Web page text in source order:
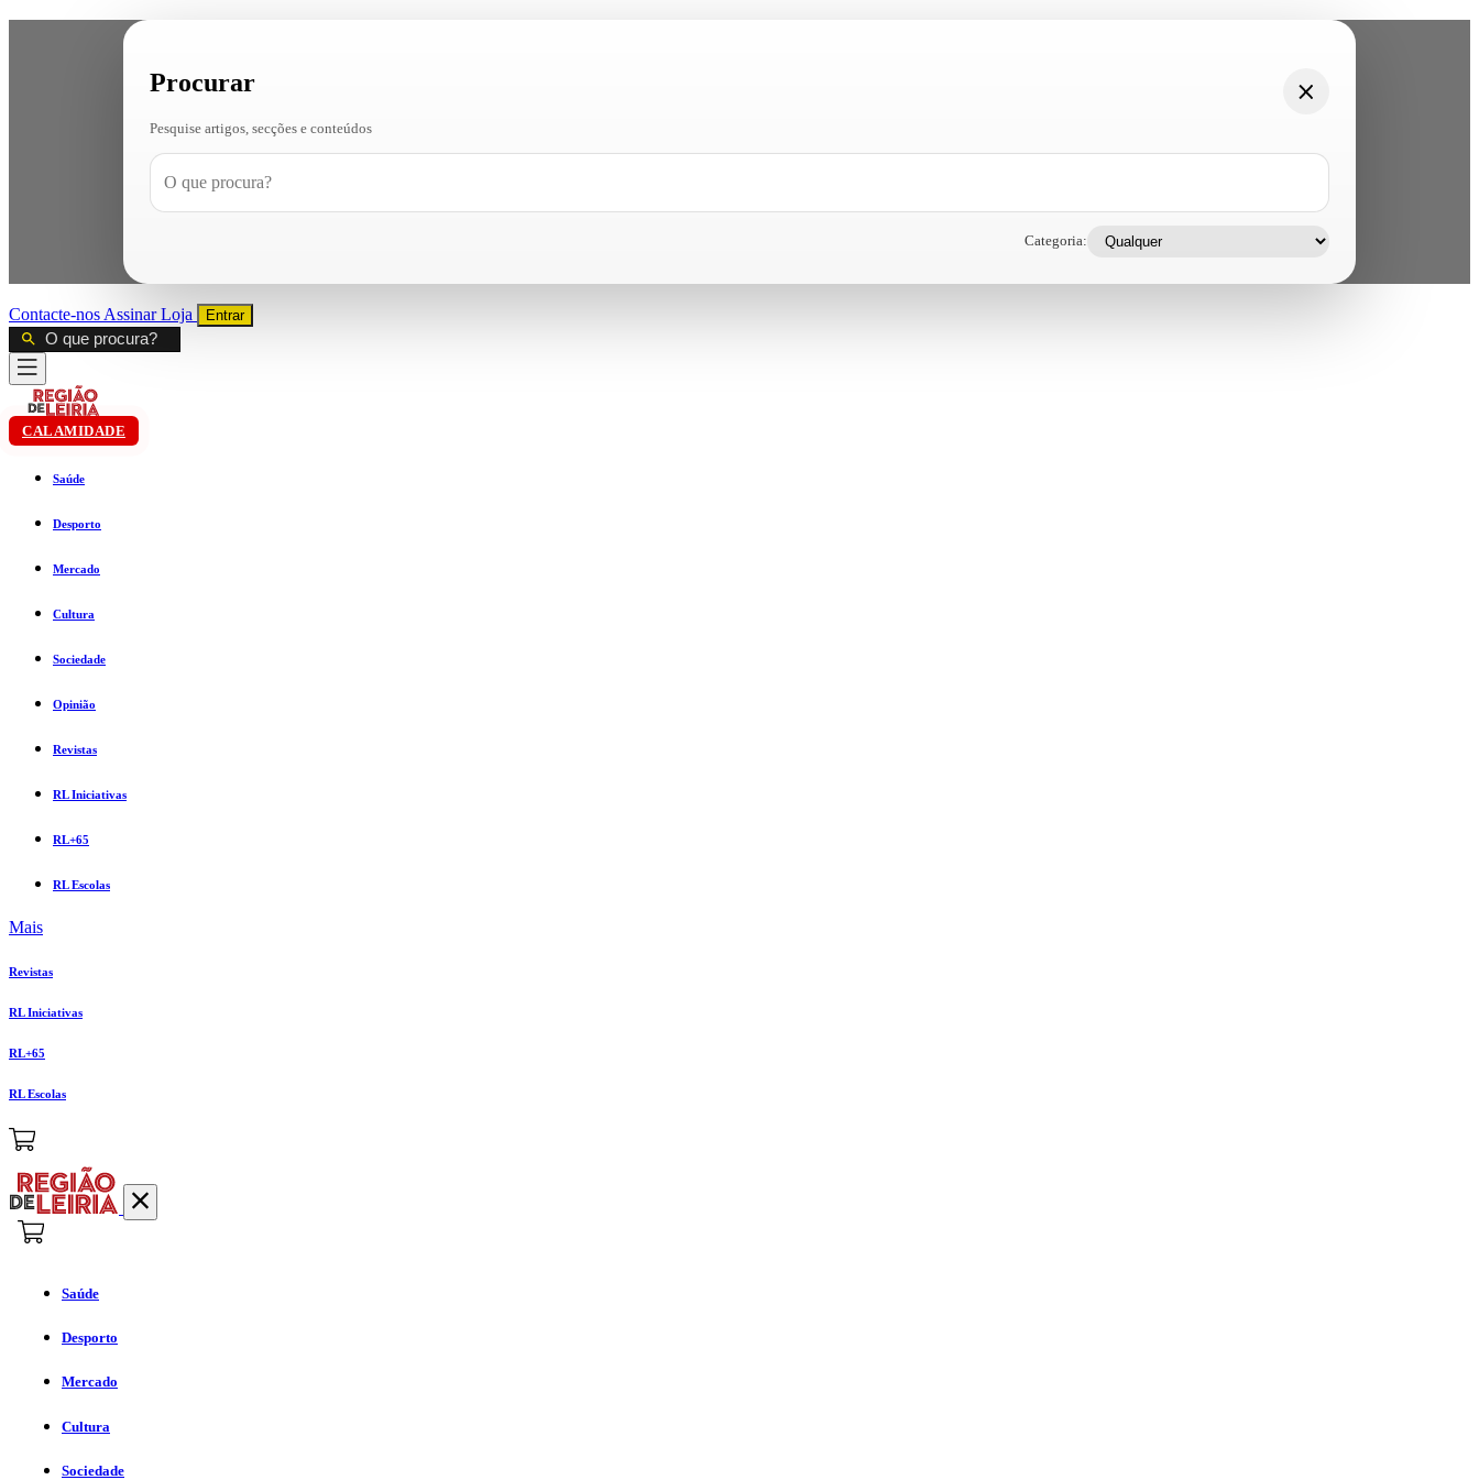
Procurar
Pesquise artigos, secções e conteúdos
Categoria:
Contacte-nos AssinarLoja Entrar
CALAMIDADE
Saúde
Desporto
Mercado
Cultura
Sociedade
Opinião
Revistas
RL Iniciativas
RL+65
RL Escolas
Mais
Revistas
RL Iniciativas
RL+65
RL Escolas
Saúde
Desporto
Mercado
Cultura
Sociedade